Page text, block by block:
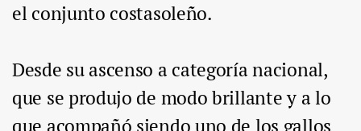
el conjunto costasoleño.
Desde su ascenso a categoría nacional,
que se produjo de modo brillante y a lo
que acompañó siendo uno de los gallos